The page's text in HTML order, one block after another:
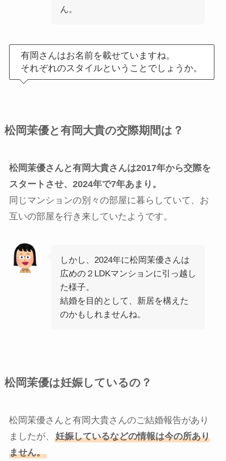
ん。
有岡さんはお名前を載せていますね。
それぞれのスタイルということでしょうか。
松岡茉優と有岡大貴の交際期間は？
松岡茉優さんと有岡大貴さんは2017年から交際を
スタートさせ、2024年で7年あまり。
同じマンションの別々の部屋に暮らしていて、お
互いの部屋を行き来していたようです。
しかし、2024年に松岡茉優さんは
広めの２LDKマンションに引っ越し
た様子。
結婚を目的として、新居を構えた
のかもしれませんね。
松岡茉優は妊娠しているの？
松岡茉優さんと有岡大貴さんのご結婚報告があり
ましたが、 妊娠しているなどの情報は今の所あり
ません。